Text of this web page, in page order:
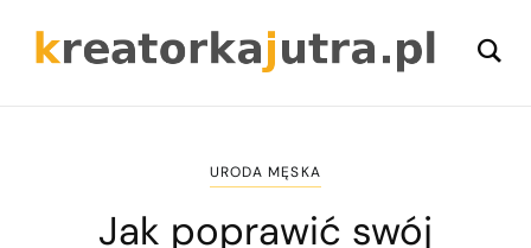
URODA MĘSKA
Jak poprawić swój